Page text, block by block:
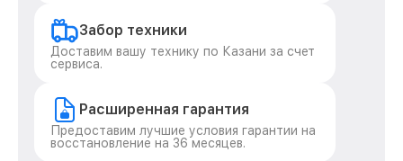
Забор техники
Доставим вашу технику по Казани за счет
сервиса.
Расширенная гарантия
Предоставим лучшие условия гарантии на
восстановление на 36 месяцев.